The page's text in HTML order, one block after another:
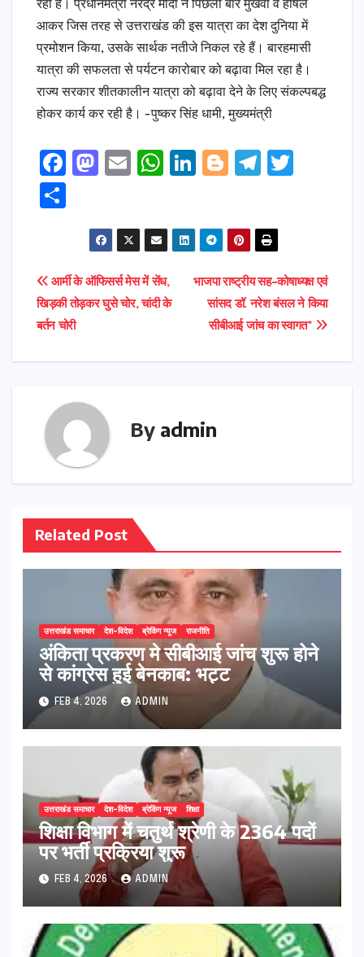
रही है। प्रधानमंत्री नरेंद्र मोदी ने पिछली बार मुखवा व हर्षिल
आकर जिस तरह से उत्तराखंड की इस यात्रा का देश दुनिया में
प्रमोशन किया, उसके सार्थक नतीजे निकल रहे हैं। बारहमासी
यात्रा की सफलता से पर्यटन कारोबार को बढ़ावा मिल रहा है।
राज्य सरकार शीतकालीन यात्रा को बढ़ावा देने के लिए संकल्पबद्ध
होकर कार्य कर रही है। -पुष्कर सिंह धामी, मुख्यमंत्री
F
o
o
M
t
d
o
E
l
W
ts
p
Li
e
n
Bl
g
r
T
gr
m r
ar
e
Post
navigation
भाजपा राष्ट्रीय सह-कोषाध्यक्ष एवं
सांसद डॉ. नरेश बंसल ने किया
सीबीआई जांच का स्वागत*
आर्मी के ऑफिसर्स मेस में सेंध,
खिड़की तोड़कर घुसे चोर, चांदी के
बर्तन चोरी
By admin
Related Post
उत्तराखंड समाचार देश-विदेश ब्रेकिंग न्यूज राजनीति
अंकिता प्रकरण मे सीबीआई जांच शुरू होने
से कांग्रेस हुई बेनकाब: भट्ट
FEB 4, 2026 ADMIN
उत्तराखंड समाचार देश-विदेश ब्रेकिंग न्यूज शिक्षा
शिक्षा विभाग में चतुर्थ श्रेणी के 2364 पदों
पर भर्ती प्रक्रिया शुरू
FEB 4, 2026 ADMIN